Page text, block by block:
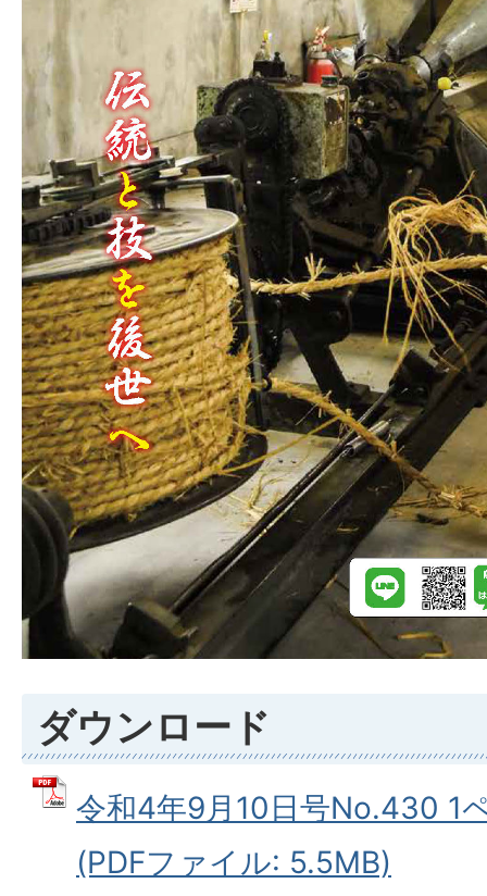
ダウンロード
令和4年9月10日号No.430 1
(PDFファイル: 5.5MB)